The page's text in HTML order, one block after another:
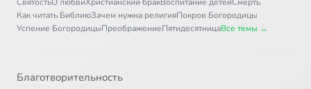
Как читать БиблиюЗачем нужна религияПокров Богородицы
Успение БогородицыПреображениеПятидесятницаВсе темы →
Благотворительность